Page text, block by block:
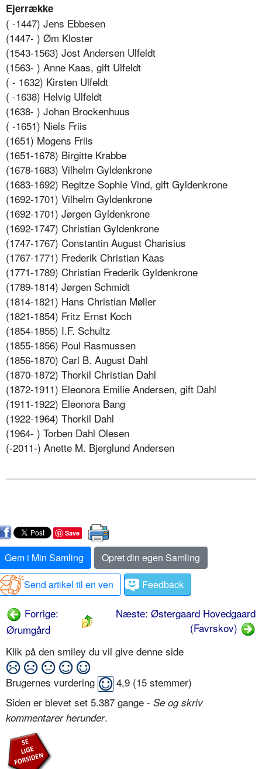
Ejerrække
( -1447) Jens Ebbesen
(1447- ) Øm Kloster
(1543-1563) Jost Andersen Ulfeldt
(1563- ) Anne Kaas, gift Ulfeldt
( - 1632) Kirsten Ulfeldt
( -1638) Helvig Ulfeldt
(1638- ) Johan Brockenhuus
( -1651) Niels Friis
(1651) Mogens Friis
(1651-1678) Birgitte Krabbe
(1678-1683) Vilhelm Gyldenkrone
(1683-1692) Regitze Sophie Vind, gift Gyldenkrone
(1692-1701) Vilhelm Gyldenkrone
(1692-1701) Jørgen Gyldenkrone
(1692-1747) Christian Gyldenkrone
(1747-1767) Constantin August Charisius
(1767-1771) Frederik Christian Kaas
(1771-1789) Christian Frederik Gyldenkrone
(1789-1814) Jørgen Schmidt
(1814-1821) Hans Christian Møller
(1821-1854) Fritz Ernst Koch
(1854-1855) I.F. Schultz
(1855-1856) Poul Rasmussen
(1856-1870) Carl B. August Dahl
(1870-1872) Thorkil Christian Dahl
(1872-1911) Eleonora Emilie Andersen, gift Dahl
(1911-1922) Eleonora Bang
(1922-1964) Thorkil Dahl
(1964- ) Torben Dahl Olesen
(-2011-) Anette M. Bjerglund Andersen
Save
Gem i Min Samling
Opret din egen Samling
Send artikel til en ven
Feedback
Forrige:
Ørumgård
Næste: Østergaard Hovedgaard
(Favrskov)
Klik på den smiley du vil give denne side
Brugernes vurdering 4,9 (15 stemmer)
Siden er blevet set 5.387 gange - Se og skriv
kommentarer herunder.